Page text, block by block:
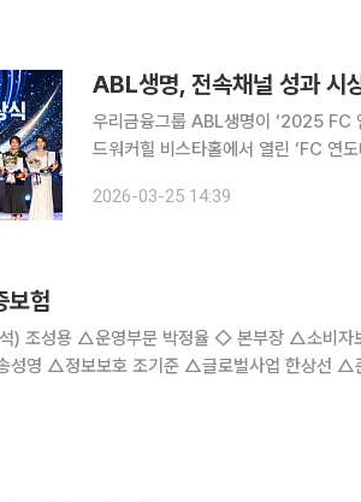
ABL생명, 전속채널 성과
우리금융그룹 ABL생명이 ‘2025 FC 연도
드워커힐 비스타홀에서 열린 ‘FC 연
는 곽희필 대표이사와 FC·영업관리
2026-03-25 14:39
보험
성영 △정보보호 조기준 △글로벌사업 한상선